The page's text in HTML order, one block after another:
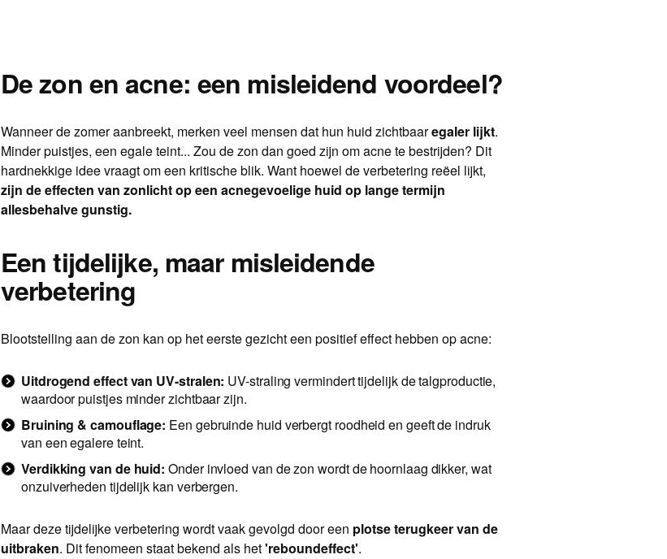
De zon en acne: een misleidend voordeel?
Wanneer de zomer aanbreekt, merken veel mensen dat hun huid zichtbaaregaler lijkt.
Minder puistjes, een egale teint... Zou de zon dan goed zijn om acne te bestrijden? Dit
hardnekkige idee vraagt om een kritische blik. Want hoewel de verbetering reëel lijkt,
zijn de effecten van zonlicht op een acnegevoelige huid op lange termijn
allesbehalve gunstig.
Een tijdelijke, maar misleidende
verbetering
Blootstelling aan de zon kan op het eerste gezicht een positief effect hebben op acne:
Uitdrogend effect van UV-stralen: UV-straling vermindert tijdelijk de talgproductie,
waardoor puistjes minder zichtbaar zijn.
Bruining & camouflage: Een gebruinde huid verbergt roodheid en geeft de indruk
van een egalere teint.
Verdikking van de huid: Onder invloed van de zon wordt de hoornlaag dikker, wat
onzuiverheden tijdelijk kan verbergen.
Maar deze tijdelijke verbetering wordt vaak gevolgd door een plotse terugkeer van de
uitbraken. Dit fenomeen staat bekend als het'reboundeffect'.